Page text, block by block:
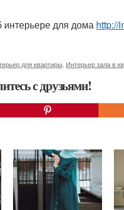
для дома http://
для квартиры Интерьер зала в
с друзьями!